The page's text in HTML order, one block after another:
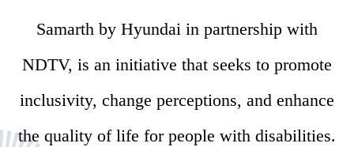
Samarth by Hyundai in partnership with
NDTV, is an initiative that seeks to promote
inclusivity, change perceptions, and enhance
the quality of life for people with disabilities.